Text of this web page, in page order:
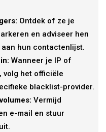
Ontdek of ze je
en adviseer hen
hun contactenlijst.
Wanneer je IP of
volg het officiële
blacklist-provider.
Vermijd
e-mail en stuur